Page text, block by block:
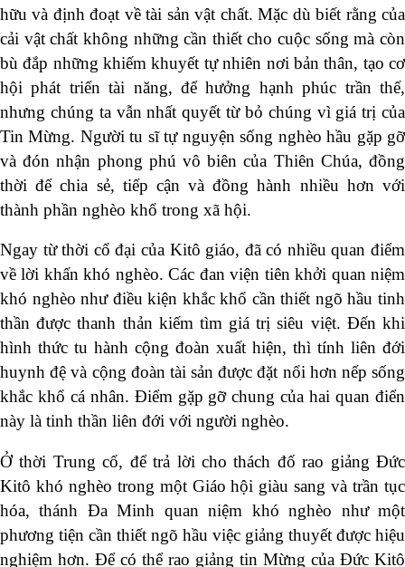
hữu và định đoạt về tài sản vật chất. Mặc dù biết rằng của
cải vật chất không những cần thiết cho cuộc sống mà còn
bù đắp những khiếm khuyết tự nhiên nơi bản thân, tạo cơ
hội phát triển tài năng, để hưởng hạnh phúc trần thế,
nhưng chúng ta vẫn nhất quyết từ bỏ chúng vì giá trị của
Tin Mừng. Người tu sĩ tự nguyện sống nghèo hầu gặp gỡ
và đón nhận phong phú vô biên của Thiên Chúa, đồng
thời để chia sẻ, tiếp cận và đồng hành nhiều hơn với
thành phần nghèo khổ trong xã hội.
Ngay từ thời cổ đại của Kitô giáo, đã có nhiều quan điểm
về lời khấn khó nghèo. Các đan viện tiên khởi quan niệm
khó nghèo như điều kiện khắc khổ cần thiết ngõ hầu tinh
thần được thanh thản kiếm tìm giá trị siêu việt. Đến khi
hình thức tu hành cộng đoàn xuất hiện, thì tính liên đới
huynh đệ và cộng đoàn tài sản được đặt nổi hơn nếp sống
khắc khổ cá nhân. Điểm gặp gỡ chung của hai quan điển
này là tinh thần liên đới với người nghèo.
Ở thời Trung cổ, để trả lời cho thách đố rao giảng Đức
Kitô khó nghèo trong một Giáo hội giàu sang và trần tục
hóa, thánh Đa Minh quan niệm khó nghèo như một
phương tiện cần thiết ngõ hầu việc giảng thuyết được hiệu
nghiệm hơn. Để có thể rao giảng tin Mừng của Đức Kitô